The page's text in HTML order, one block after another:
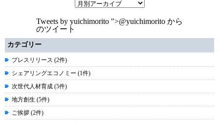
Tweets by yuichimorito ">@yuichimorito から
のツイート
カテゴリー
プレスリリース (2件)
シェアリングエコノミー (1件)
次世代人材育成 (5件)
地方創生 (5件)
ご挨拶 (2件)